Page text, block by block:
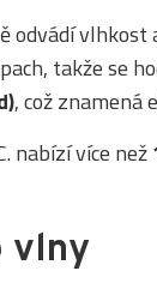
odvádí vlhkost
takže se
, což znamená
nabízí více než
vlny